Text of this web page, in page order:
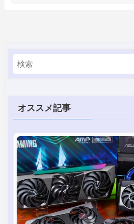
オススメ記事